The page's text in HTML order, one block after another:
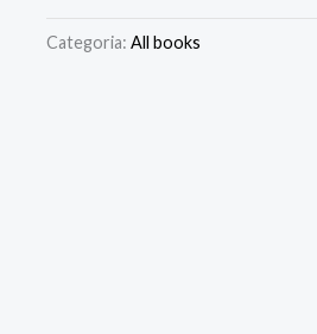
Categoria: All books